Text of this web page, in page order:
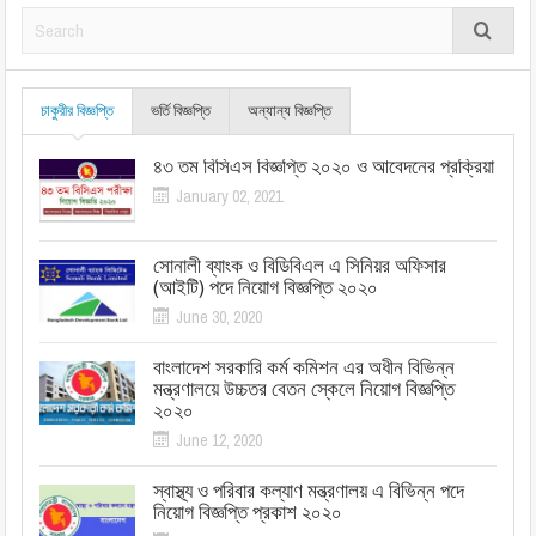
চাকুরীর বিজ্ঞপ্তি ভর্তি বিজ্ঞপ্তি অন্যান্য বিজ্ঞপ্তি
৪৩ তম বিসিএস বিজ্ঞপ্তি ২০২০ ও আবেদনের প্রক্রিয়া
January 02, 2021
সোনালী ব্যাংক ও বিডিবিএল এ সিনিয়র অফিসার
(আইটি) পদে নিয়োগ বিজ্ঞপ্তি ২০২০
June 30, 2020
বাংলাদেশ সরকারি কর্ম কমিশন এর অধীন বিভিন্ন
মন্ত্রণালয়ে উচ্চতর বেতন স্কেলে নিয়োগ বিজ্ঞপ্তি
২০২০
June 12, 2020
স্বাস্থ্য ও পরিবার কল্যাণ মন্ত্রণালয় এ বিভিন্ন পদে
নিয়োগ বিজ্ঞপ্তি প্রকাশ ২০২০